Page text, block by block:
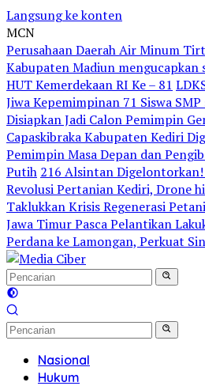
Langsung ke konten
MCN
Perusahaan Daerah Air Minum
Kabupaten Madiun
HUT Kemerdekaan RI Ke – 81
Jiwa Kepemimpinan 71 Siswa
Disiapkan Jadi Calon Pemimpin
Capaskibraka Kabupaten Kediri
Pemimpin Masa Depan dan
Putih 216 Alsintan
Revolusi Pertanian Kediri, Drone
Taklukkan Krisis Regenerasi Petani
Jawa Timur Pasca Pelantikan
Perdana ke Lamongan, Perkuat
Nasional
Hukum